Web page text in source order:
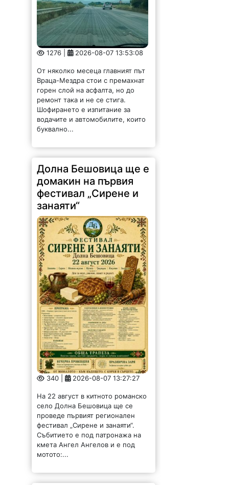
1276 | 2026-08-07 13:53:08
От няколко месеца главният път
Враца-Мездра стои с премахнат
горен слой на асфалта, но до
ремонт така и не се стига.
Шофирането е изпитание за
водачите и автомобилите, които
буквално...
Долна Бешовица ще е
домакин на първия
фестивал „Сирене и
занаяти“
340 | 2026-08-07 13:27:27
На 22 август в китното романско
село Долна Бешовица ще се
проведе първият регионален
фестивал „Сирене и занаяти“.
Събитието е под патронажа на
кмета Ангел Ангелов и е под
мотото:...